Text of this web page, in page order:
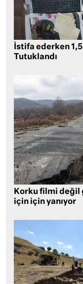
İstifa ederken
Tutuklandı
Korku filmi değil
için için yanıyor